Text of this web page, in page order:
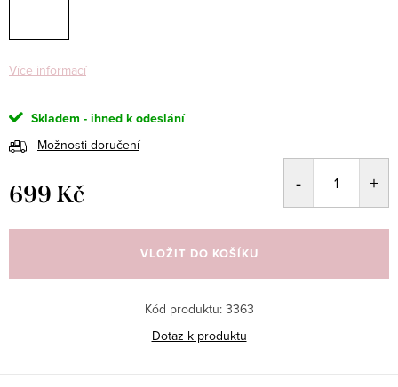
Více informací
Skladem - ihned k odeslání
Možnosti doručení
699 Kč
cena:
VLOŽIT DO KOŠÍKU
Kód produktu: 3363
Dotaz k produktu